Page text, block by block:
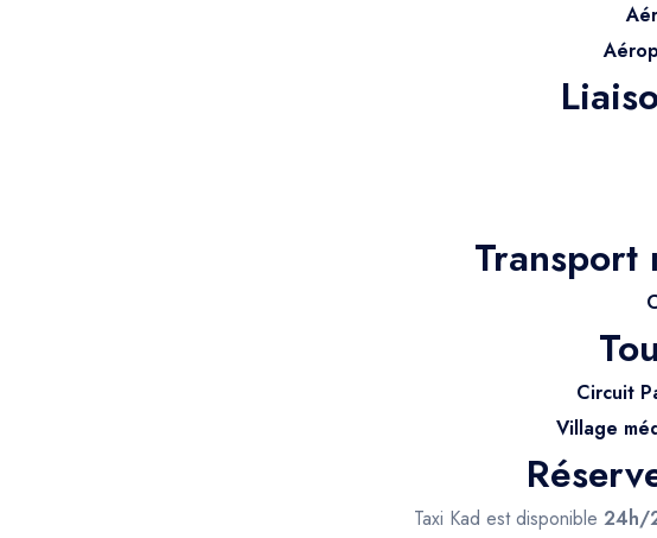
Transport
Circuit
Village
Taxi Kad est disponible 24h/